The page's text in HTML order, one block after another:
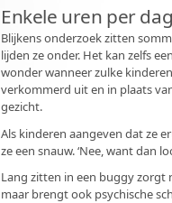
Enkele uren per dag
Blijkens onderzoek zitten
lijden ze onder. Het kan zelfs
wonder wanneer zulke
verkommerd uit en in plaats
gezicht.
Als kinderen aangeven dat ze
ze een snauw. ‘Nee, want dan
Lang zitten in een buggy zorgt
maar brengt ook psychische